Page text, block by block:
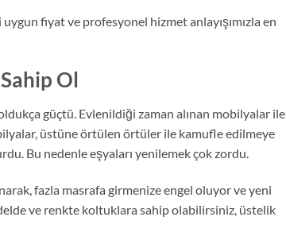
fiyat ve profesyonel hizmet anlayışımızla en
Ol
güçtü. Evlenildiği zaman alınan mobilyalar ile
üstüne örtülen örtüler ile kamufle edilmeye
Bu nedenle eşyaları yenilemek çok zordu.
fazla masrafa girmenize engel oluyor ve yeni
ve renkte koltuklara sahip olabilirsiniz, üstelik